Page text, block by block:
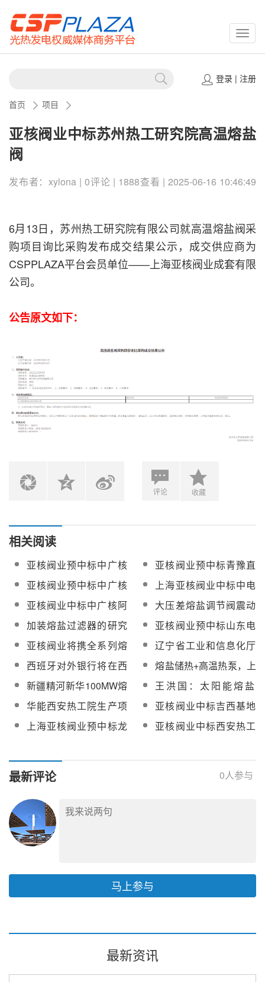
登录| 注册
首页 项目
亚核阀业中标苏州热工研究院高温熔盐
阀
发布者：xylona | 0评论 | 1888查看 | 2025-06-16 10:46:49
6月13日，苏州热工研究院有限公司就高温熔盐阀采
购项目询比采购发布成交结果公示，成交供应商为
CSPPLAZA平台会员单位——上海亚核阀业成套有限
公司。
公告原文如下：
评论 收藏
相关阅读
亚核阀业预中标中广核
德令哈20万千瓦光热项
目熔盐调节阀
亚核阀业预中标青豫直
流二期10万千瓦光热项
目国产熔盐三偏心蝶阀
设备采购项目
亚核阀业预中标中广核
阿里50MW光热发电项
目熔盐止回阀
上海亚核阀业中标中电
建共和100万千瓦光伏
光热项目熔盐蝶阀设备
采购
亚核阀业中标中广核阿
里50MW光热发电项目
熔盐调节阀、熔盐截止
阀、熔盐止回阀
大压差熔盐调节阀震动
等技术难题如何解决？
来听听亚核阀业的专业
分享【附典型案例】
加装熔盐过滤器的研究
分析及上海亚核阀业技
术实力
亚核阀业预中标山东电
建三公司德令哈光热实
验项目熔盐截止阀、电
动阀、调节阀
亚核阀业将携全系列熔
盐阀、汽水阀等亮相第
十二届中国国际光热大
会
辽宁省工业和信息化厅
召开全省熔盐储热创新
技术交流会
西班牙对外银行将在西
班牙开发熔盐储能项目
熔盐储热+高温热泵，上
海电气1.1MW/10.8MWh
多元热储绿色蒸汽系统
投入商运
新疆精河新华100MW熔
盐塔式光热项目32台熔
盐阀采购
王洪国：太阳能熔盐
（硝基型）典型安全性
问题研究与分析
华能西安热工院生产项
目500MW/2000MWh熔
盐储能中心项目1批熔盐
亚核阀业中标吉西基地
鲁固直流100MW光热项
目国产熔盐阀门采购
上海亚核阀业预中标龙
设备采购
亚核阀业中标西安热工
最新评论 0人参与
马上参与
最新资讯